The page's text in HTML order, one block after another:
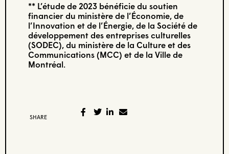
** L’étude de 2023 bénéficie du soutien
financier du ministère de l’Économie, de
l’Innovation et de l’Énergie, de la Société de
développement des entreprises culturelles
(SODEC), du ministère de la Culture et des
Communications (MCC) et de la Ville de
Montréal.
SHARE